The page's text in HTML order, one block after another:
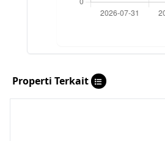
Properti Terkait